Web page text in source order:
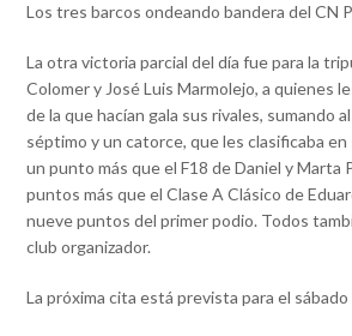
Los tres barcos ondeando bandera del CN
La otra victoria parcial del día fue para la
Colomer y José Luis Marmolejo, a quienes
de la que hacían gala sus rivales, sumando
séptimo y un catorce, que les clasificaba
un punto más que el F18 de Daniel y Marta
puntos más que el Clase A Clásico de
nueve puntos del primer podio. Todos
club organizador.
La próxima cita está prevista para el sábado